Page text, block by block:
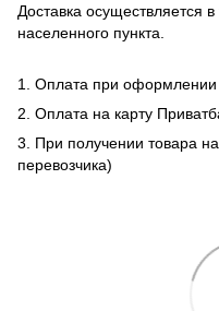
Доставка осуществляется
населенного пункта.
1. Оплата при оформлении
2. Оплата на карту
3. При получении товара
перевозчика)